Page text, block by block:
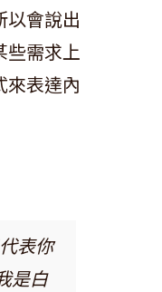
以會說出
些需求上
來表達內
表你
是白